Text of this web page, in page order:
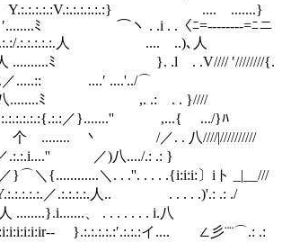
. . Y.:.:.:.:.:V.:.:.:.:.:.:} .... .......}
⌒ヽ . .i . .〈ﾆ=--------=ﾆニ
.:.:.:.:/.:.:.:.:.:.人 .... ..)､人
ﾐ }. .l . .V//// ′////////{.
／.....:: ....′ ....'../⌒
ﾐ ,. .: . . }////
:Y.:.:.:.:.:.:{.:.:／}.......'' ,...{ .../}ﾊ
丶 /／. . 八////|//////////
／.:.:.i....'' ／)八..../.: .: }
＼. . .''. . . . .{i:i:i:〕iト _|__///
／.:.:.:.:.人.. . . . . .)'.: .: ./
、 . . . . . . . i.八
}.:.:.:.:.:′.:.:.:イ.... ∠彡¨¨⌒.: .: